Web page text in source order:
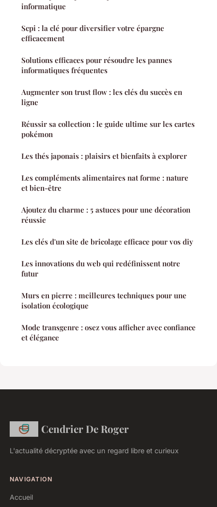
informatique
Scpi : la clé pour diversifier votre épargne
efficacement
Solutions efficaces pour résoudre les pannes
informatiques fréquentes
Augmenter son trust flow : les clés du succès en
ligne
Réussir sa collection : le guide ultime sur les cartes
pokémon
Les thés japonais : plaisirs et bienfaits à explorer
Les compléments alimentaires nat forme : nature
et bien-être
Ajoutez du charme : 5 astuces pour une décoration
réussie
Les clés d'un site de bricolage efficace pour vos diy
Les innovations du web qui redéfinissent notre
futur
Murs en pierre : meilleures techniques pour une
isolation écologique
Mode transgenre : osez vous afficher avec confiance
et élégance
Cendrier De Roger
L'actualité décryptée avec un regard libre et curieux
NAVIGATION
Accueil